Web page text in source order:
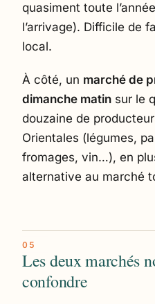
quasiment toute
l’arrivage). Difficile de
local.
À côté, un marché de
dimanche matin sur le
douzaine de
Orientales (légumes,
fromages, vin…), en
alternative au marché
Les deux marchés
confondre